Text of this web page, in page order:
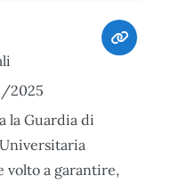
2025
la Guardia di
volto a garantire,